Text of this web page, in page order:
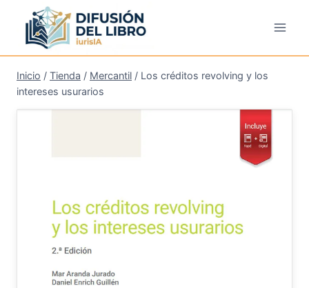
contenido
Inicio / Tienda / Mercantil / Los créditos revolving y los
intereses usurarios